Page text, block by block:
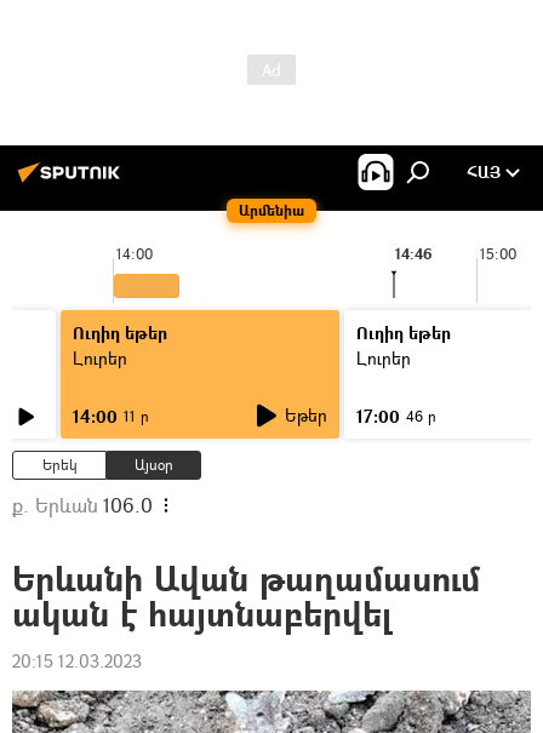
Արմենիա
ՀԱՅ
14:00 15:00
14:46
Ուղիղ եթեր
Լուրեր
14:00 11 ր Եթեր
Ուղիղ եթեր
Լուրեր
17:00 46 ր
Երեկ Այսօր
ք. Երևան 106.0
Երևանի Ավան թաղամասում
ական է հայտնաբերվել
20:15 12.03.2023